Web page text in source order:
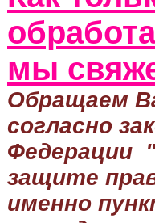
мы
Обращаем
согласно
Федерации
защите
именно